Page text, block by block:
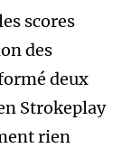
scores
des
deux
Strokeplay
rien